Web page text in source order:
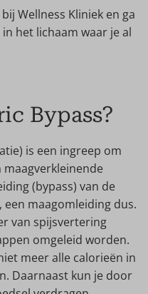
Wellness Kliniek en ga
het lichaam waar je al
Bypass?
is een ingreep om
maagverkleinende
(bypass) van de
maagomleiding dus.
van spijsvertering
omgeleid worden.
meer alle calorieën in
Daarnaast kun je door